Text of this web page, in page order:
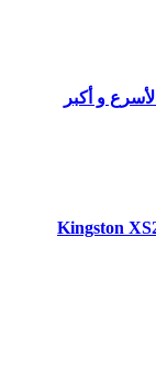
مراجعة Kingston FURY Renegade G5 8TB الأسرع و أكبر